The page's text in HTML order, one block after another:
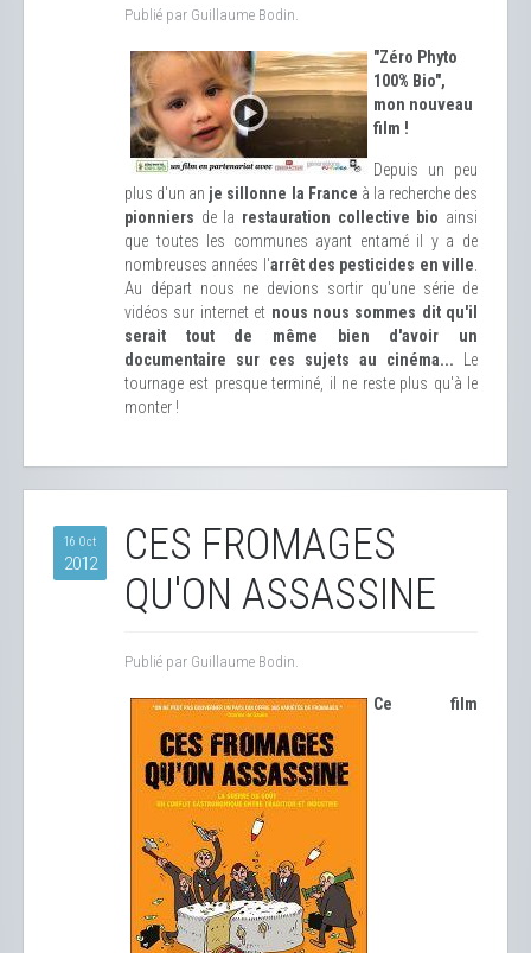
Publié par Guillaume Bodin.
"Zéro Phyto
100% Bio",
mon nouveau
film !
Depuis un peu
plus d'un an je sillonne la France à la recherche des
pionniers de la restauration collective bio ainsi
que toutes les communes ayant entamé il y a de
nombreuses années l'arrêt des pesticides en ville
Au départ nous ne devions sortir qu'une série de
vidéos sur internet et nous nous sommes dit qu'il
serait tout de même bien d'avoir un
documentaire sur ces sujets au cinéma... Le
tournage est presque terminé, il ne reste plus qu'à le
monter !
16 Oct
2012
CES FROMAGES
QU'ON ASSASSINE
Publié par Guillaume Bodin.
Ce film